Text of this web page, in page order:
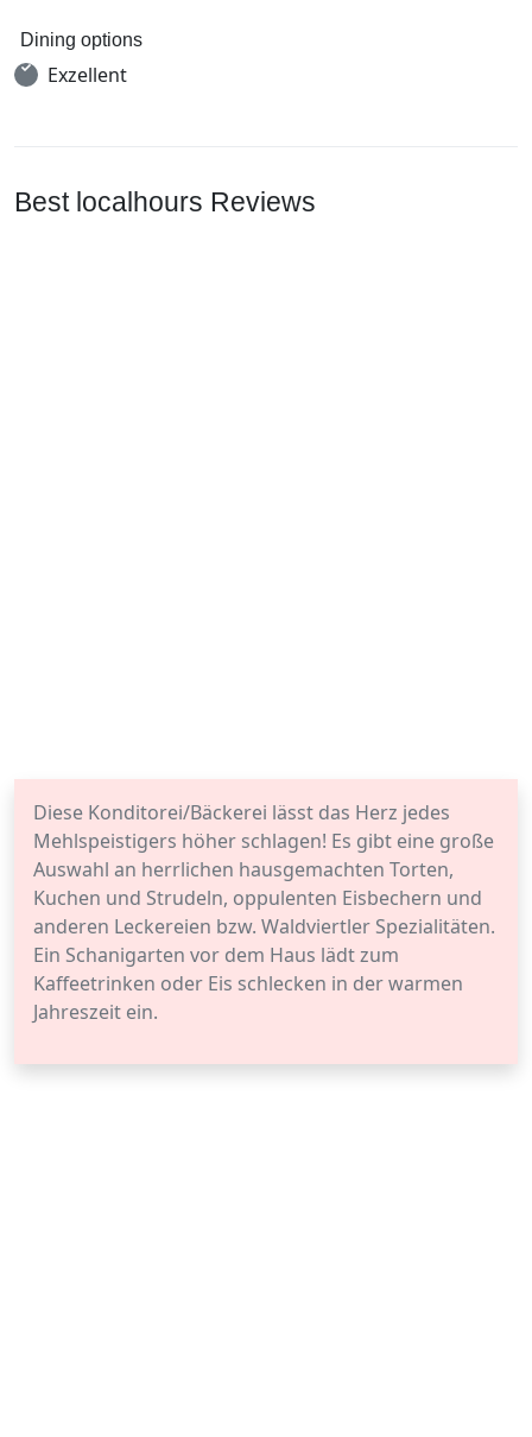
Dining options
Exzellent
Best localhours Reviews
Diese Konditorei/Bäckerei lässt das Herz jedes
Mehlspeistigers höher schlagen! Es gibt eine große
Auswahl an herrlichen hausgemachten Torten,
Kuchen und Strudeln, oppulenten Eisbechern und
anderen Leckereien bzw. Waldviertler Spezialitäten.
Ein Schanigarten vor dem Haus lädt zum
Kaffeetrinken oder Eis schlecken in der warmen
Jahreszeit ein.